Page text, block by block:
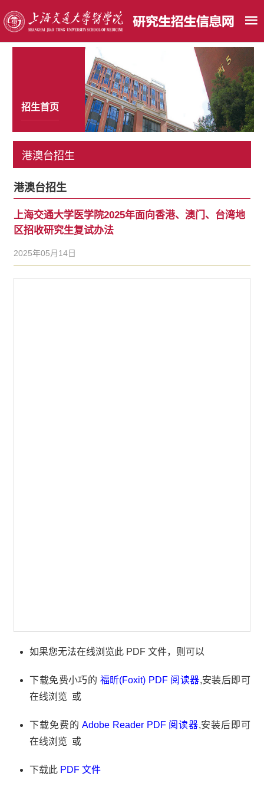
招生首页
港澳台招生
港澳台招生
上海交通大学医学院2025年面向香港、澳门、台湾地
区招收研究生复试办法
2025年05月14日
如果您无法在线浏览此 PDF 文件，则可以
下载免费小巧的 福昕(Foxit) PDF 阅读器,安装后即可
在线浏览 或
下载免费的Adobe Reader PDF 阅读器,安装后即可
在线浏览 或
下载此 PDF 文件